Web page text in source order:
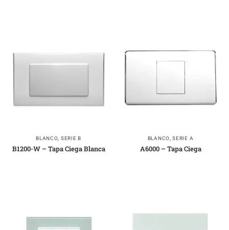
BLANCO SERIE B
B1200-W – Tapa Ciega Blanca
BLANCO ,SERIE A
A6000 – Tapa Ciega